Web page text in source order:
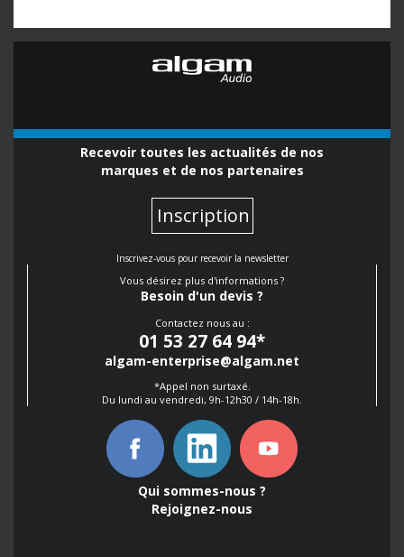
Recevoir toutes les actualités de nos
marques et de nos partenaires
Inscription
Inscrivez-vous pour recevoir la newsletter
Vous désirez plus d'informations ?
Besoin d'un devis ?
Contactez nous au :
01 53 27 64 94*
algam-enterprise@algam.net
*Appel non surtaxé.
Du lundi au vendredi, 9h-12h30 / 14h-18h.
Qui sommes-nous ?
Rejoignez-nous